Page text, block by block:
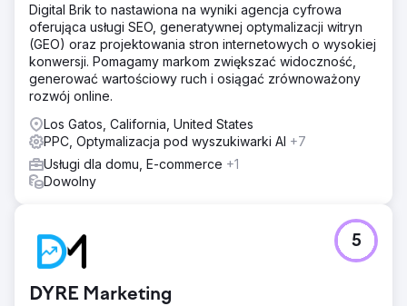
Digital Brik to nastawiona na wyniki agencja cyfrowa
oferująca usługi SEO, generatywnej optymalizacji witryn
(GEO) oraz projektowania stron internetowych o wysokiej
konwersji. Pomagamy markom zwiększać widoczność,
generować wartościowy ruch i osiągać zrównoważony
rozwój online.
Los Gatos, California, United States
PPC, Optymalizacja pod wyszukiwarki AI +7
Usługi dla domu, E-commerce +1
Dowolny
DYRE Marketing
5